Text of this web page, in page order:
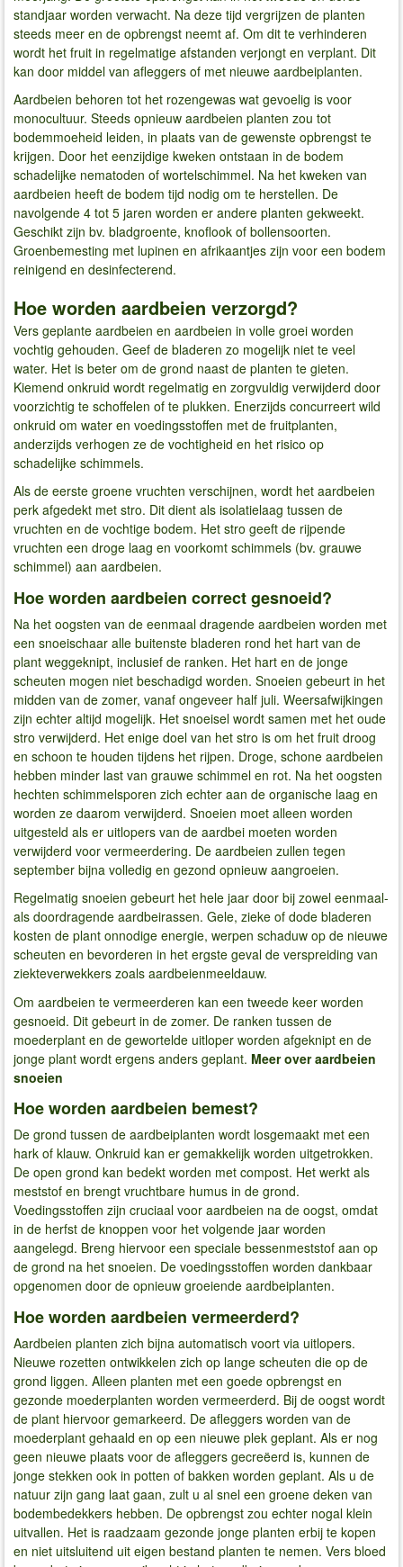
standjaar worden verwacht. Na deze tijd vergrijzen de planten
steeds meer en de opbrengst neemt af. Om dit te verhinderen
wordt het fruit in regelmatige afstanden verjongt en verplant. Dit
kan door middel van afleggers of met nieuwe aardbeiplanten.
Aardbeien behoren tot het rozengewas wat gevoelig is voor
monocultuur. Steeds opnieuw aardbeien planten zou tot
bodemmoeheid leiden, in plaats van de gewenste opbrengst te
krijgen. Door het eenzijdige kweken ontstaan in de bodem
schadelijke nematoden of wortelschimmel. Na het kweken van
aardbeien heeft de bodem tijd nodig om te herstellen. De
navolgende 4 tot 5 jaren worden er andere planten gekweekt.
Geschikt zijn bv. bladgroente, knoflook of bollensoorten.
Groenbemesting met lupinen en afrikaantjes zijn voor een bodem
reinigend en desinfecterend.
Hoe worden aardbeien verzorgd?
Vers geplante aardbeien en aardbeien in volle groei worden
vochtig gehouden. Geef de bladeren zo mogelijk niet te veel
water. Het is beter om de grond naast de planten te gieten.
Kiemend onkruid wordt regelmatig en zorgvuldig verwijderd door
voorzichtig te schoffelen of te plukken. Enerzijds concurreert wild
onkruid om water en voedingsstoffen met de fruitplanten,
anderzijds verhogen ze de vochtigheid en het risico op
schadelijke schimmels.
Als de eerste groene vruchten verschijnen, wordt het aardbeien
perk afgedekt met stro. Dit dient als isolatielaag tussen de
vruchten en de vochtige bodem. Het stro geeft de rijpende
vruchten een droge laag en voorkomt schimmels (bv. grauwe
schimmel) aan aardbeien.
Hoe worden aardbeien correct gesnoeid?
Na het oogsten van de eenmaal dragende aardbeien worden met
een snoeischaar alle buitenste bladeren rond het hart van de
plant weggeknipt, inclusief de ranken. Het hart en de jonge
scheuten mogen niet beschadigd worden. Snoeien gebeurt in het
midden van de zomer, vanaf ongeveer half juli. Weersafwijkingen
zijn echter altijd mogelijk. Het snoeisel wordt samen met het oude
stro verwijderd. Het enige doel van het stro is om het fruit droog
en schoon te houden tijdens het rijpen. Droge, schone aardbeien
hebben minder last van grauwe schimmel en rot. Na het oogsten
hechten schimmelsporen zich echter aan de organische laag en
worden ze daarom verwijderd. Snoeien moet alleen worden
uitgesteld als er uitlopers van de aardbei moeten worden
verwijderd voor vermeerdering. De aardbeien zullen tegen
september bijna volledig en gezond opnieuw aangroeien.
Regelmatig snoeien gebeurt het hele jaar door bij zowel eenmaal-
als doordragende aardbeirassen. Gele, zieke of dode bladeren
kosten de plant onnodige energie, werpen schaduw op de nieuwe
scheuten en bevorderen in het ergste geval de verspreiding van
ziekteverwekkers zoals aardbeienmeeldauw.
Om aardbeien te vermeerderen kan een tweede keer worden
gesnoeid. Dit gebeurt in de zomer. De ranken tussen de
moederplant en de gewortelde uitloper worden afgeknipt en de
jonge plant wordt ergens anders geplant. Meer over aardbeien
snoeien
Hoe worden aardbeien bemest?
De grond tussen de aardbeiplanten wordt losgemaakt met een
hark of klauw. Onkruid kan er gemakkelijk worden uitgetrokken.
De open grond kan bedekt worden met compost. Het werkt als
meststof en brengt vruchtbare humus in de grond.
Voedingsstoffen zijn cruciaal voor aardbeien na de oogst, omdat
in de herfst de knoppen voor het volgende jaar worden
aangelegd. Breng hiervoor een speciale bessenmeststof aan op
de grond na het snoeien. De voedingsstoffen worden dankbaar
opgenomen door de opnieuw groeiende aardbeiplanten.
Hoe worden aardbeien vermeerderd?
Aardbeien planten zich bijna automatisch voort via uitlopers.
Nieuwe rozetten ontwikkelen zich op lange scheuten die op de
grond liggen. Alleen planten met een goede opbrengst en
gezonde moederplanten worden vermeerderd. Bij de oogst wordt
de plant hiervoor gemarkeerd. De afleggers worden van de
moederplant gehaald en op een nieuwe plek geplant. Als er nog
geen nieuwe plaats voor de afleggers gecreëerd is, kunnen de
jonge stekken ook in potten of bakken worden geplant. Als u de
natuur zijn gang laat gaan, zult u al snel een groene deken van
bodembedekkers hebben. De opbrengst zou echter nogal klein
uitvallen. Het is raadzaam gezonde jonge planten erbij te kopen
en niet uitsluitend uit eigen bestand planten te nemen. Vers bloed